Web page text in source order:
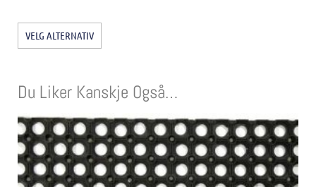
VELG ALTERNATIV
Du Liker Kanskje Også…